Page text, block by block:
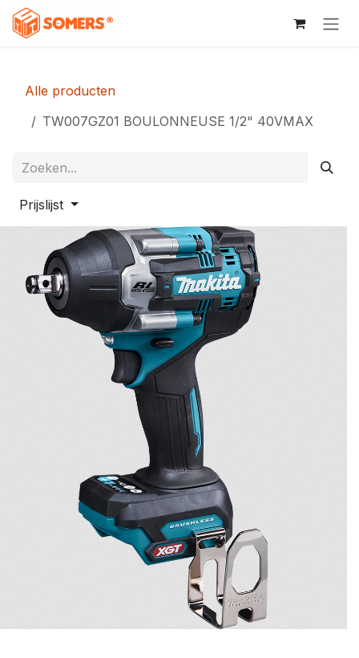
Overslaan naar inhoud
Alle producten
TW007GZ01 BOULONNEUSE 1/2" 40VMAX
Prijslijst